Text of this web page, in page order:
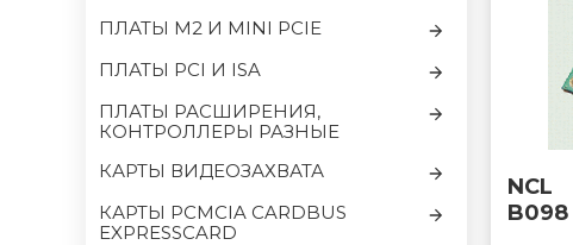
ПЛАТЫ M2 И MINI PCIE
ПЛАТЫ PCI И ISA
ПЛАТЫ РАСШИРЕНИЯ,
КОНТРОЛЛЕРЫ РАЗНЫЕ
КАРТЫ ВИДЕОЗАХВАТА
КАРТЫ PCMCIA CARDBUS
EXPRESSCARD
NCL
B098